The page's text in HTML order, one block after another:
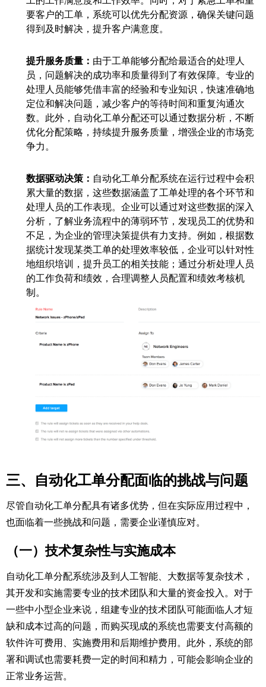
要客户的工单，系统可以优先分配资源，确保关键问题
得到及时解决，提升客户满意度。​
提升服务质量： 由于工单能够分配给最适合的处理人
员，问题解决的成功率和质量得到了有效保障。专业的
处理人员能够凭借丰富的经验和专业知识，快速准确地
定位和解决问题，减少客户的等待时间和重复沟通次
数。此外，自动化工单分配还可以通过数据分析，不断
优化分配策略，持续提升服务质量，增强企业的市场竞
争力。​
数据驱动决策： 自动化工单分配系统在运行过程中会积
累大量的数据，这些数据涵盖了工单处理的各个环节和
处理人员的工作表现。企业可以通过对这些数据的深入
分析，了解业务流程中的薄弱环节，发现员工的优势和
不足，为企业的管理决策提供有力支持。例如，根据数
据统计发现某类工单的处理效率较低，企业可以针对性
地组织培训，提升员工的相关技能；通过分析处理人员
的工作负荷和绩效，合理调整人员配置和绩效考核机
制。​
三、自动化工单分配面临的挑战与问题​
尽管自动化工单分配具有诸多优势，但在实际应用过程中，
也面临着一些挑战和问题，需要企业谨慎应对。​
（一）技术复杂性与实施成本​
自动化工单分配系统涉及到人工智能、大数据等复杂技术，
其开发和实施需要专业的技术团队和大量的资金投入。对于
一些中小型企业来说，组建专业的技术团队可能面临人才短
缺和成本过高的问题，而购买现成的系统也需要支付高额的
软件许可费用、实施费用和后期维护费用。此外，系统的部
署和调试也需要耗费一定的时间和精力，可能会影响企业的
正常业务运营。​